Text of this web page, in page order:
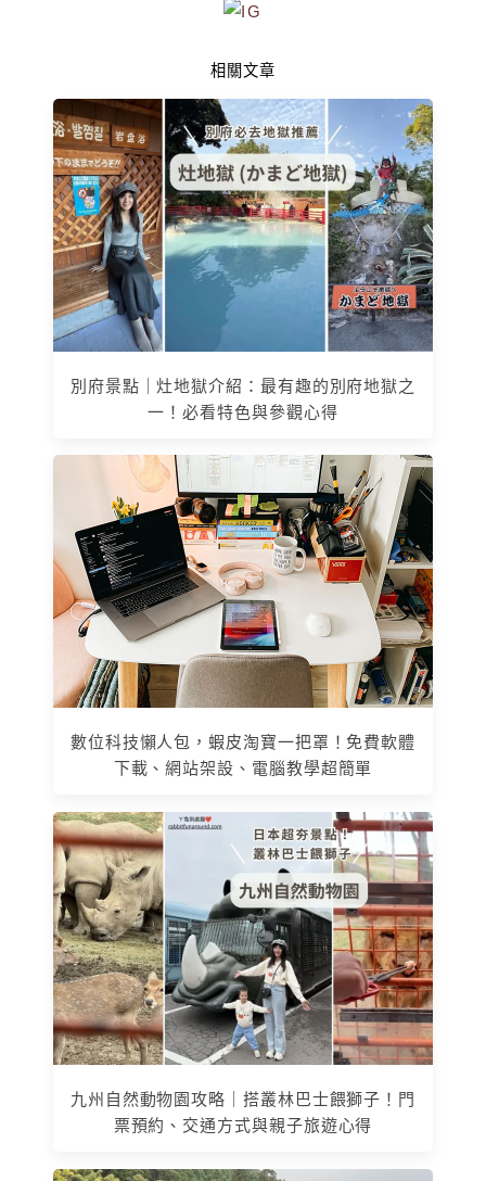
相關文章
別府景點｜灶地獄介紹：最有趣的別府地獄之
一！必看特色與參觀心得
數位科技懶人包，蝦皮淘寶一把罩！免費軟體
下載、網站架設、電腦教學超簡單
九州自然動物園攻略｜搭叢林巴士餵獅子！門
票預約、交通方式與親子旅遊心得